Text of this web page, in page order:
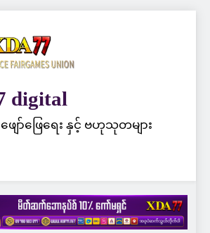
digital
ျော်ဖြေရေး နှင့် ဗဟုသုတများ